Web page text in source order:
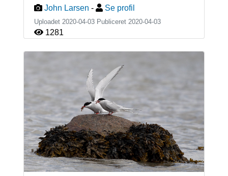
John Larsen - Se profil
Uploadet 2020-04-03 Publiceret 2020-04-03
1281